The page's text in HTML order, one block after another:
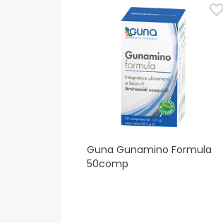
Guna Gunamino Formula
50comp